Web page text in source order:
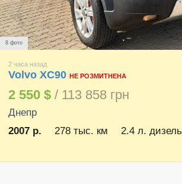
8 фото
2 часа назад
Volvo XC90 НЕ РОЗМИТНЕНА
2 550 $ / 113 858 грн
Днепр
2007 р.
278 тыс. км 2.4 л. дизель